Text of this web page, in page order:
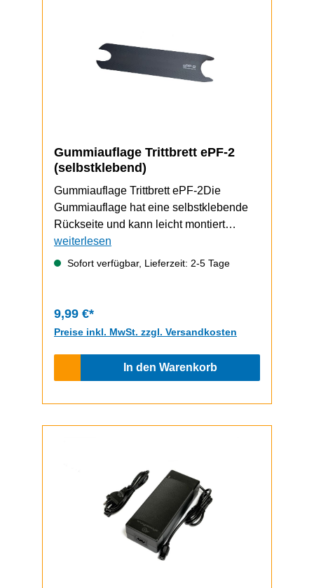
Gummiauflage Trittbrett ePF-2
(selbstklebend)
Gummiauflage Trittbrett ePF-2Die
Gummiauflage hat eine selbstklebende
Rückseite und kann leicht montiert
werden.
weiterlesen
Sofort verfügbar, Lieferzeit: 2-5 Tage
9,99 €*
Preise inkl. MwSt. zzgl. Versandkosten
In den Warenkorb